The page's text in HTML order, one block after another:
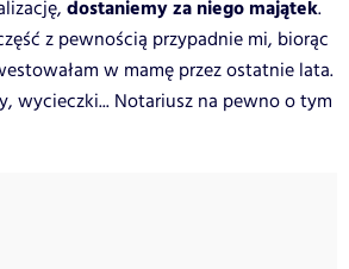
dostaniemy za niego majątek.
z pewnością przypadnie mi, biorąc
w mamę przez ostatnie lata.
wycieczki... Notariusz na pewno o tym